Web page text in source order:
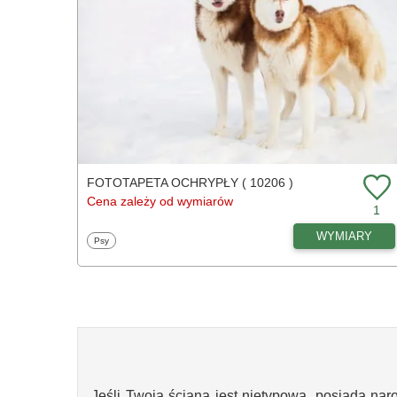
FOTOTAPETA OCHRYPŁY ( 10206 )
Cena zależy od wymiarów
1
Fototapety
Psy WYMIARY